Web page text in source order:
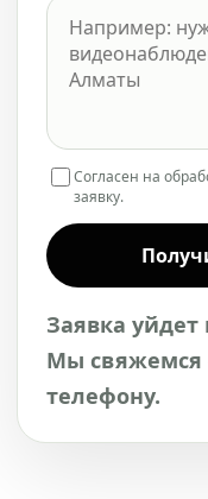
Согласен на
заявку.
Заявка
Мы свяжемся
телефону.